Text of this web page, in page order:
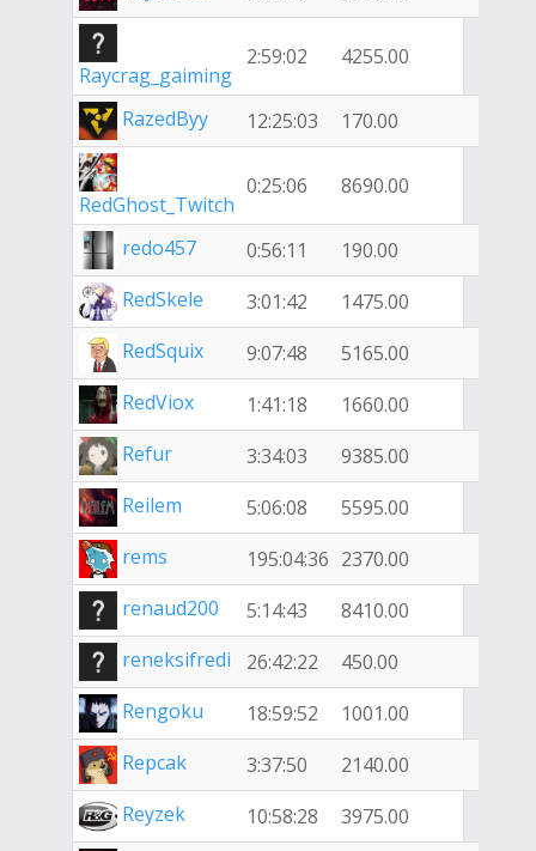
Raycrag_gaiming
2:59:02 4255.00
RazedByy 12:25:03 170.00
RedGhost_Twitch
0:25:06 8690.00
redo457 0:56:11
190.00
RedSkele
3:01:42
1475.00
RedSquix
9:07:48
5165.00
RedViox
1:41:18
1660.00
Refur
3:34:03
9385.00
Reilem
5:06:08
5595.00
rems
195:04:36 2370.00
renaud200
5:14:43
8410.00
reneksifredi
26:42:22
450.00
Rengoku
18:59:52
1001.00
Repcak
3:37:50
2140.00
Reyzek
10:58:28
3975.00